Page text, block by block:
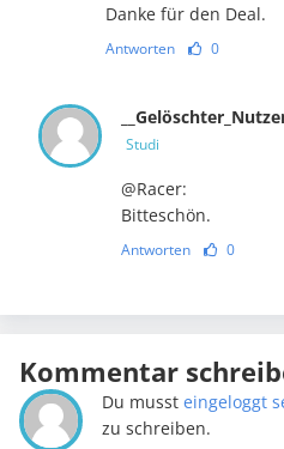
Danke für den Deal.
Antworten 0
Studi
@Racer:
Bitteschön.
Antworten 0
Kommentar
Du mussteingeloggt
zu schreiben.